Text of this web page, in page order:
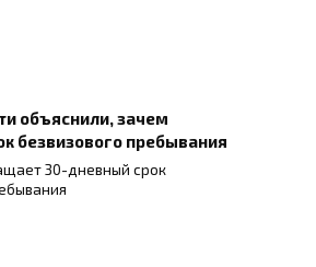
объяснили, зачем
безвизового пребывания
30-дневный срок